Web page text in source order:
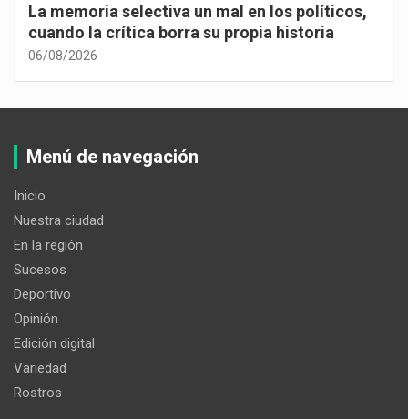
Cuando la vida te obliga a mirar hacia
adentro…
06/08/2026
Menú de navegación
Inicio
Nuestra ciudad
En la región
Sucesos
Deportivo
Opinión
Edición digital
Variedad
Rostros